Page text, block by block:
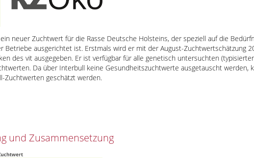
neuer Zuchtwert für die Rasse Deutsche Holsteins, der speziell auf die
Betriebe ausgerichtet ist. Erstmals wird er mit der August-Zuchtwertschätzung
des vit ausgegeben. Er ist verfügbar für alle genetisch untersuchten
Da über Interbull keine Gesundheitszuchtwerte ausgetauscht
Zuchtwerten geschätzt werden.
und Zusammensetzung